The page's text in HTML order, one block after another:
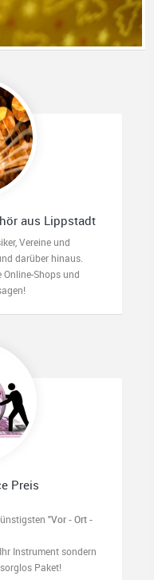
aus Lippstadt
Vereine und
darüber hinaus.
Shops und
Preis
"Vor - Ort -
Instrument sondern
Paket!